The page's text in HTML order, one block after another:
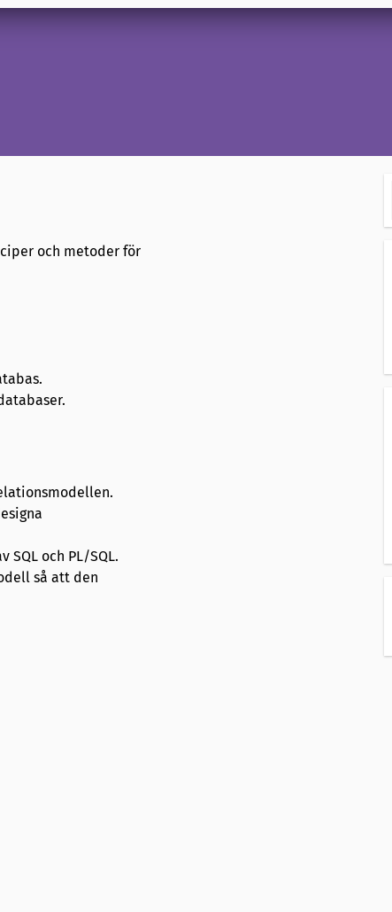
och metoder för
och PL/SQL.
så att den